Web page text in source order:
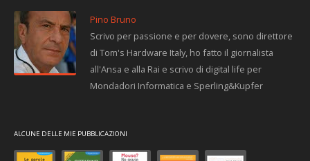
Pino Bruno
Scrivo per passione e per dovere, sono direttore
di Tom's Hardware Italy, ho fatto il giornalista
all'Ansa e alla Rai e scrivo di digital life per
Mondadori Informatica e Sperling&Kupfer
ALCUNE DELLE MIE PUBBLICAZIONI